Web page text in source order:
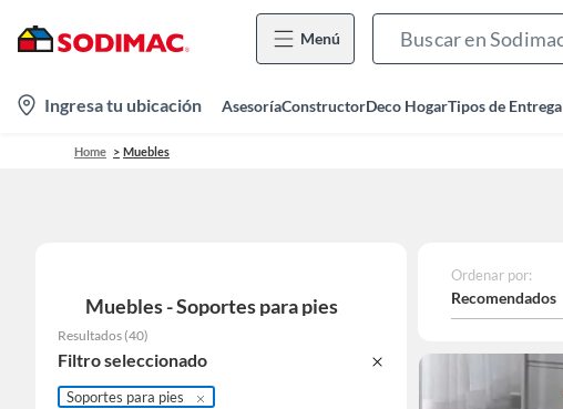
Menú
location-
icon
Ingresa tu ubicación AsesoríaConstructorDeco HogarTipos de Entrega
Home Muebles
Muebles - Soportes para pies
Resultados (40)
Filtro seleccionado
Soportes para pies
Ordenar por:
Recomendados